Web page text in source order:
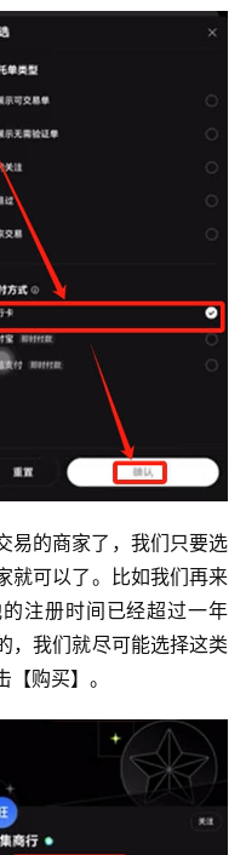
易的商家了，我们只要选
就可以了。比如我们再来
注册时间已经超过一年
，我们就尽可能选择这类
购买】。